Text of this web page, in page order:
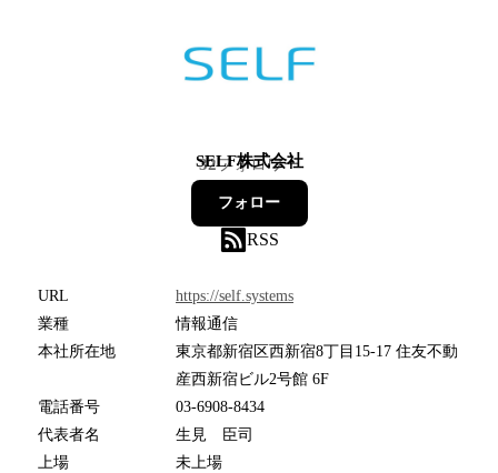
SELF株式会社
32フォロワー
フォロー
RSS
URL
https://self.systems
業種
情報通信
本社所在地
東京都新宿区西新宿8丁目15-17 住友不動
産西新宿ビル2号館 6F
電話番号
03-6908-8434
代表者名
生見 臣司
上場
未上場